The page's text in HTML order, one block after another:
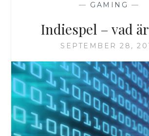
— GAMING —
Indiespel – vad
SEPTEMBER 28,